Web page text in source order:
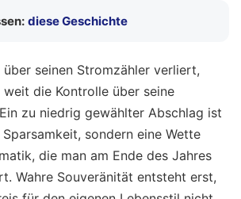
diese Geschichte
seinen Stromzähler verliert,
die Kontrolle über seine
zu niedrig gewählter Abschlag ist
sondern eine Wette
die man am Ende des Jahres
Wahre Souveränität entsteht erst,